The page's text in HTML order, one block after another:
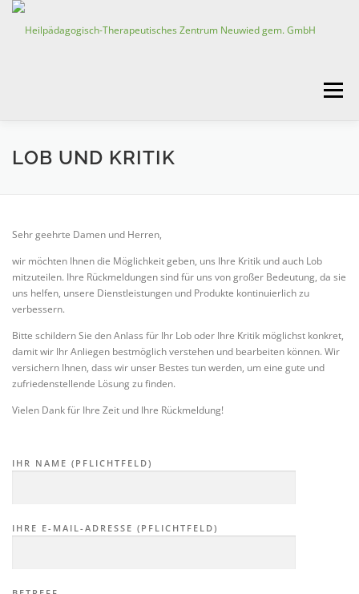
Zum
Menü
HOME EINE GEMEINSAME ERFOLGSGESCHICHTE
KINDERTAGESSTÄTTEN KINDERSCHUTZDIENST
TAGESFÖRDERSTÄTTE ERWACHSENE
ALLGEMEINES STELLENANGEBOTE
LOB UND KRITIK
Sehr geehrte Damen und Herren,
wir möchten Ihnen die Möglichkeit geben, uns Ihre Kritik und auch Lob
mitzuteilen. Ihre Rückmeldungen sind für uns von großer Bedeutung, da sie
uns helfen, unsere Dienstleistungen und Produkte kontinuierlich zu
verbessern.
Bitte schildern Sie den Anlass für Ihr Lob oder Ihre Kritik möglichst konkret,
damit wir Ihr Anliegen bestmöglich verstehen und bearbeiten können. Wir
versichern Ihnen, dass wir unser Bestes tun werden, um eine gute und
zufriedenstellende Lösung zu finden.
Vielen Dank für Ihre Zeit und Ihre Rückmeldung!
IHR NAME (PFLICHTFELD)
IHRE E-MAIL-ADRESSE (PFLICHTFELD)